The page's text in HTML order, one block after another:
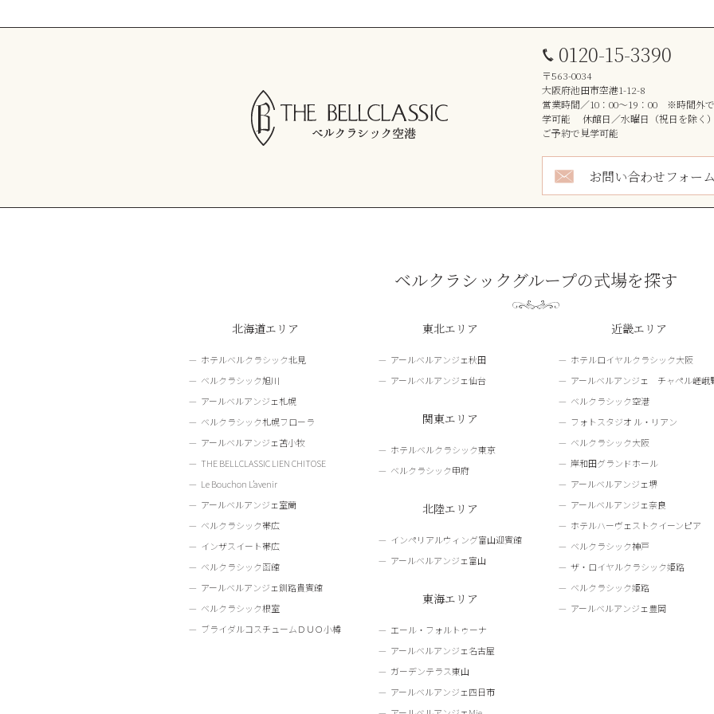
0120-15-3390
〒563-0034
大阪府池田市空港1-12-8
営業時間／10：00～19：00 ※時間外
学可能 休館日／水曜日（祝日を除く
ご予約で見学可能
お問い合わせフォー
ベルクラシックグループの式場を探す
北海道エリア
ホテルベルクラシック北見
ベルクラシック旭川
アールベルアンジェ札幌
ベルクラシック札幌フローラ
アールベルアンジェ苫小牧
THE BELLCLASSIC LIEN CHITOSE
Le Bouchon L’avenir
アールベルアンジェ室蘭
ベルクラシック帯広
インザスイート帯広
ベルクラシック函館
アールベルアンジェ釧路貴賓館
ベルクラシック根室
ブライダルコスチュームＤＵＯ小樽
東北エリア
アールベルアンジェ秋田
アールベルアンジェ仙台
関東エリア
ホテルベルクラシック東京
ベルクラシック甲府
北陸エリア
インペリアルウィング富山迎賓館
アールベルアンジェ富山
東海エリア
エール・フォルトゥーナ
アールベルアンジェ名古屋
ガーデンテラス東山
アールベルアンジェ四日市
近畿エリア
ホテルロイヤルクラシック大阪
アールベルアンジェ チャペル嵯峨
ベルクラシック空港
フォトスタジオ ル・リアン
ベルクラシック大阪
岸和田グランドホール
アールベルアンジェ堺
アールベルアンジェ奈良
ホテルハーヴェストクイーンピア
ベルクラシック神戸
ザ・ロイヤルクラシック姫路
ベルクラシック姫路
アールベルアンジェ豊岡